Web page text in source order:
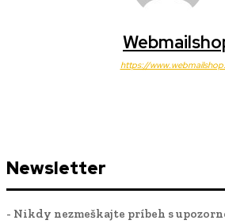
https://
Newsletter
- Nikdy nezmeškajte príbeh s